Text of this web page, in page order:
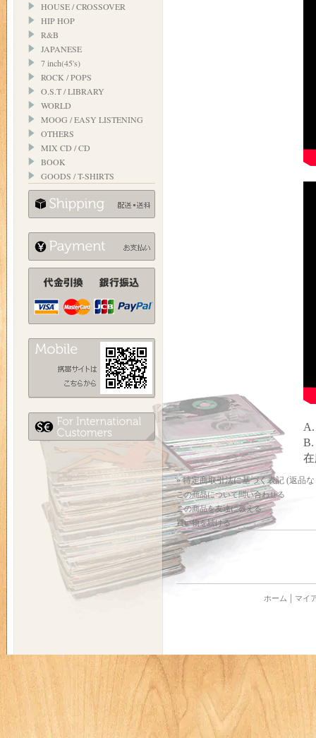
HOUSE / CROSSOVER
HIP HOP
R&B
JAPANESE
7 inch(45's)
ROCK / POPS
O.S.T / LIBRARY
WORLD
MOOG / EASY LISTENING
OTHERS
MIX CD / CD
BOOK
GOODS / T-SHIRTS
A.
B.
» 特定商取引法に基づく表記 (返品
この商品について問い合わせる
この商品を友達に教える
買い物を続ける
ホーム マイ